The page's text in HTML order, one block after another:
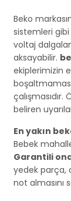
Beko
sistemleri gibi
voltaj
aksayabilir.
ekiplerimizin
çalışmasıdır.
beliren
En yakın
Bebek
Garantili
yedek parça,
not almasını